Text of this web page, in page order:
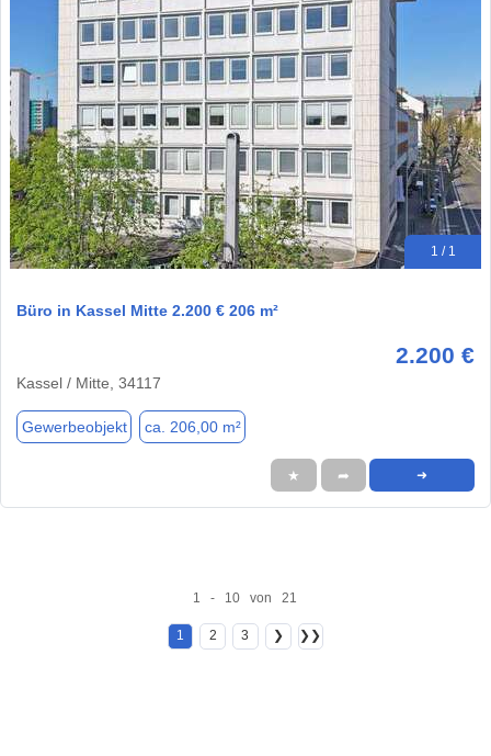
1 / 1
Büro in Kassel Mitte 2.200 € 206 m²
2.200 €
Kassel / Mitte, 34117
Gewerbeobjekt ca. 206,00 m²
★ ➦ ➜
1 - 10 von 21
1 2 3 ❯ ❯❯